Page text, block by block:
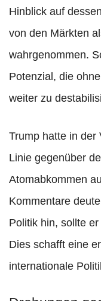
Hinblick auf
von den Märkten
wahrgenommen.
Potenzial, die
weiter zu
Trump hatte in der
Linie gegenüber
Atomabkommen
Kommentare
Politik hin, sollte
Dies schafft eine
internationale